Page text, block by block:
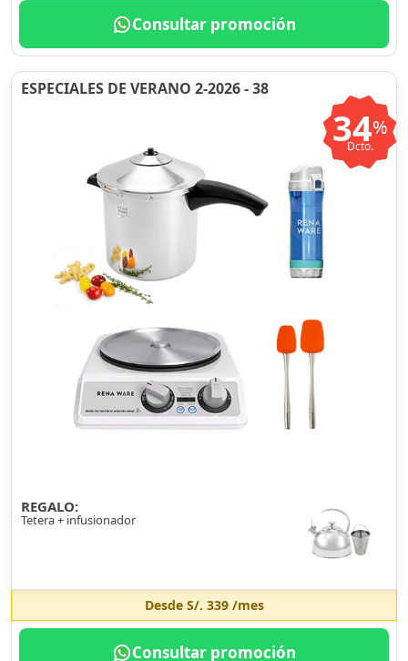
Consultar promoción
ESPECIALES DE VERANO 2-2026 - 38
34%
Dcto.
REGALO:
Tetera + infusionador
Desde S/. 339/mes
Consultar promoción